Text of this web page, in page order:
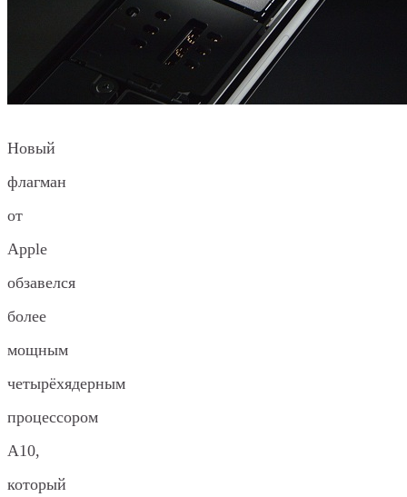
Новый
флагман
от
Apple
обзавелся
более
мощным
четырёхядерным
процессором
A10,
который